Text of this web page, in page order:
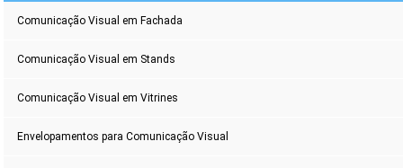
Comunicação Visual em Fachada
Comunicação Visual em Stands
Comunicação Visual em Vitrines
Envelopamentos para Comunicação Visual